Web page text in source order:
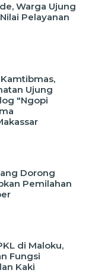
Warga Ujung
Pelayanan
Ujung
"Ngopi
Dorong
Pemilahan
di Maloku,
Fungsi
Kaki